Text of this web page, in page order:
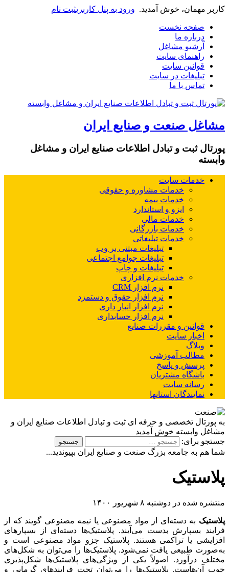
کاربر مهمان، خوش آمدید. ورود به پنل کاربریثبت نام
صفحه نخست
درباره ما
آرشیو مشاغل
راهنمای سایت
قوانین سایت
تبلیغات در سایت
تماس با ما
مشاغل صنعت و صنایع ایران
پورتال ثبت و تبادل اطلاعات صنایع ایران و مشاغل
وابسته
خدمات سایت
خدمات مشاوره و حقوقی
خدمات بیمه
ایزو و استاندارد
خدمات مالی
خدمات بازرگانی
خدمات تبلیغاتی
تبلیغات مبتنی بر وب
تبلیغات جوامع اجتماعی
تبلیغات و چاپ
خدمات نرم افزاری
نرم افزار CRM
نرم افزار حقوق و دستمزد
نرم افزار انبار داری
نرم افزار حسابداری
قوانین و مقررات صنایع
اخبار سایت
وبلاگ
مطالب آموزشی
پرسش و پاسخ
باشگاه مشتریان
رسانه سایت
نمایندگان استانها
به پورتال تخصصی و حرفه ای ثبت و تبادل اطلاعات صنایع ایران و
مشاغل وابسته خوش آمدید
جستجو برای:
شما هم به جامعه بزرگ صنعت و صنایع ایران بپیوندید...
پلاستیک
منتشره شده در دوشنبه ۸ شهریور ۱۴۰۰
پلاستیک به دسته‌ای از مواد مصنوعی یا نیمه مصنوعی گویند که از
فرایند بسپارش بدست می‌آیند. پلاستیک‌ها دسته‌ای از بسپارهای
افزایشی یا تراکمی هستند. پلاستیک جزو مواد مصنوعی است و
به‌صورت طبیعی یافت نمی‌شود. پلاستیک‌ها را می‌توان به شکل‌های
مختلف درآورد. اصولاً یکی از ویژگی‌های پلاستیک‌ها شکل‌پذیری
خوب آن‌هاست. پلاستیک‌ها را می‌توان تحت فرایندهای گرمایی و